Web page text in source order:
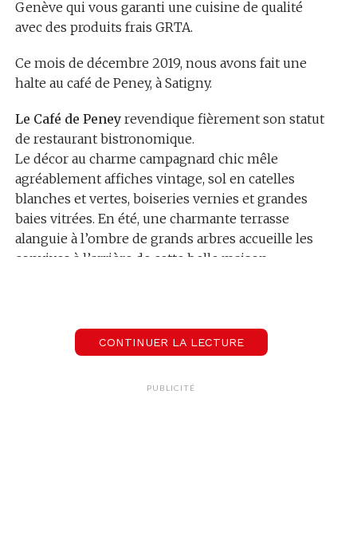
Genève qui vous garanti une cuisine de qualité
avec des produits frais GRTA.
Ce mois de décembre 2019, nous avons fait une
halte au café de Peney, à Satigny.
Le Café de Peneyrevendique fièrement son statut
de restaurant bistronomique.
Le décor au charme campagnard chic mêle
agréablement affiches vintage, sol en catelles
blanches et vertes, boiseries vernies et grandes
baies vitrées. En été, une charmante terrasse
alanguie à l’ombre de grands arbres accueille les
convives à l’arrière de cette belle maison
CONTINUER LA LECTURE
PUBLICITÉ